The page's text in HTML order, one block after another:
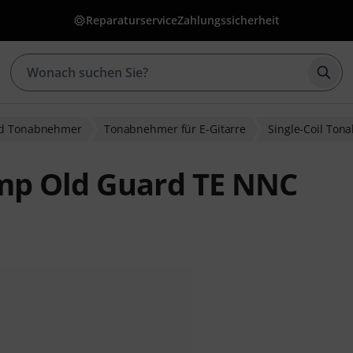
ReparaturserviceZahlungssicherheit
Tonabnehmer Tonabnehmer für E-Gitarre Single-Coil
Old Guard TE NNC